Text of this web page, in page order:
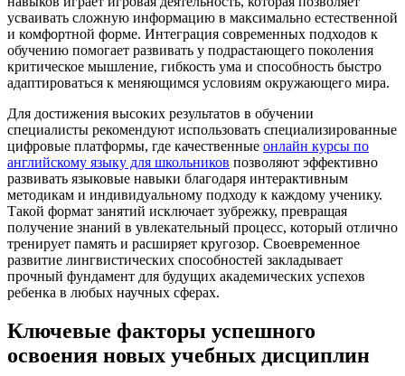
усваивать сложную информацию в максимально естественной
и комфортной форме. Интеграция современных подходов к
обучению помогает развивать у подрастающего поколения
критическое мышление, гибкость ума и способность быстро
адаптироваться к меняющимся условиям окружающего мира.
Для достижения высоких результатов в обучении
специалисты рекомендуют использовать специализированные
цифровые платформы, где качественные онлайн курсы по
английскому языку для школьников позволяют эффективно
развивать языковые навыки благодаря интерактивным
методикам и индивидуальному подходу к каждому ученику.
Такой формат занятий исключает зубрежку, превращая
получение знаний в увлекательный процесс, который отлично
тренирует память и расширяет кругозор. Своевременное
развитие лингвистических способностей закладывает
прочный фундамент для будущих академических успехов
ребенка в любых научных сферах.
Ключевые факторы успешного
освоения новых учебных дисциплин